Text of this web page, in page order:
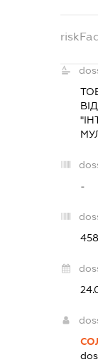
-